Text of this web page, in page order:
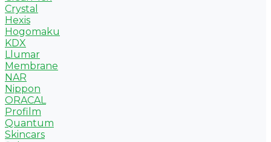
Crystal
Hexis
Hogomaku
KDX
Llumar
Membrane
NAR
Nippon
ORACAL
Profilm
Quantum
Skincars